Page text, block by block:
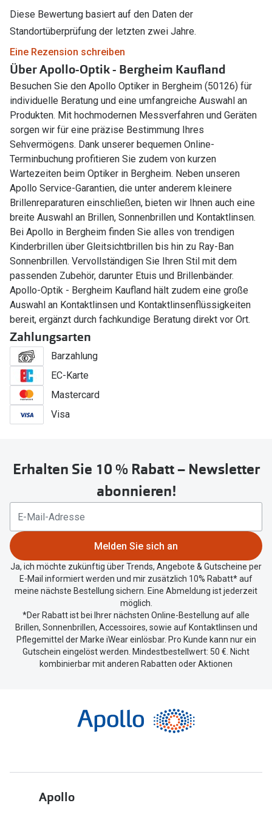
Diese Bewertung basiert auf den Daten der
Standortüberprüfung der letzten zwei Jahre.
Eine Rezension schreiben
Über Apollo-Optik - Bergheim Kaufland
Besuchen Sie den Apollo Optiker in Bergheim (50126) für
individuelle Beratung und eine umfangreiche Auswahl an
Produkten. Mit hochmodernen Messverfahren und Geräten
sorgen wir für eine präzise Bestimmung Ihres
Sehvermögens. Dank unserer bequemen Online-
Terminbuchung profitieren Sie zudem von kurzen
Wartezeiten beim Optiker in Bergheim. Neben unseren
Apollo Service-Garantien, die unter anderem kleinere
Brillenreparaturen einschließen, bieten wir Ihnen auch eine
breite Auswahl an Brillen, Sonnenbrillen und Kontaktlinsen.
Bei Apollo in Bergheim finden Sie alles von trendigen
Kinderbrillen über Gleitsichtbrillen bis hin zu Ray-Ban
Sonnenbrillen. Vervollständigen Sie Ihren Stil mit dem
passenden Zubehör, darunter Etuis und Brillenbänder.
Apollo-Optik - Bergheim Kaufland hält zudem eine große
Auswahl an Kontaktlinsen und Kontaktlinsenflüssigkeiten
bereit, ergänzt durch fachkundige Beratung direkt vor Ort.
Zahlungsarten
Barzahlung
EC-Karte
Mastercard
Visa
Erhalten Sie 10 % Rabatt – Newsletter
abonnieren!
Melden Sie sich an
Ja, ich möchte zukünftig über Trends, Angebote & Gutscheine per
E-Mail informiert werden und mir zusätzlich 10% Rabatt* auf
meine nächste Bestellung sichern. Eine Abmeldung ist jederzeit
möglich.
*Der Rabatt ist bei Ihrer nächsten Online-Bestellung auf alle
Brillen, Sonnenbrillen, Accessoires, sowie auf Kontaktlinsen und
Pflegemittel der Marke iWear einlösbar. Pro Kunde kann nur ein
Gutschein eingelöst werden. Mindestbestellwert: 50 €. Nicht
kombinierbar mit anderen Rabatten oder Aktionen
Apollo